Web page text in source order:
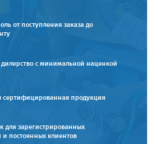
от поступления заказа до
с минимальной наценкой
сертифицированная продукция
для зарегистрированных
и постоянных клиентов